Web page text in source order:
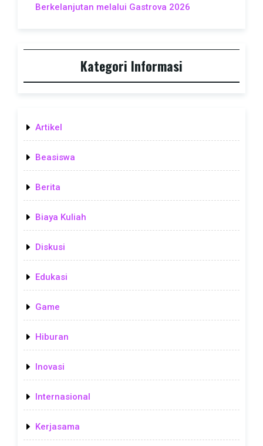
Berkelanjutan melalui Gastrova 2026
Kategori Informasi
Artikel
Beasiswa
Berita
Biaya Kuliah
Diskusi
Edukasi
Game
Hiburan
Inovasi
Internasional
Kerjasama